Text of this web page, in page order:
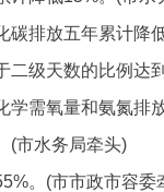
排放五年累计降
级天数的比例达
需氧量和氨氮排
(市水务局牵头)
。(市市政市容委